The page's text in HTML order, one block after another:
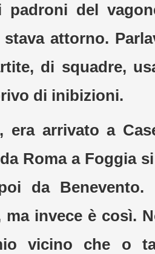
del
attorno.
di squadre,
di inibizioni.
era arrivato a
Roma a Foggia
da Benevento.
ma invece è così.
vicino che o